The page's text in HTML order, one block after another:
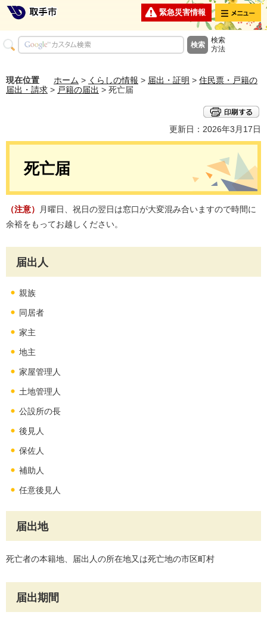
緊急災害情報 メニュー
検索
方法
現在位置 ホーム > くらしの情報 > 届出・証明 > 住民票・戸籍の
届出・請求 > 戸籍の届出 > 死亡届
更新日：2026年3月17日
死亡届
（注意）
月曜日、祝日の翌日は窓口が大変混み合いますので時間に
余裕をもってお越しください。
届出人
親族
同居者
家主
地主
家屋管理人
土地管理人
公設所の長
後見人
保佐人
補助人
任意後見人
届出地
死亡者の本籍地、届出人の所在地又は死亡地の市区町村
届出期間